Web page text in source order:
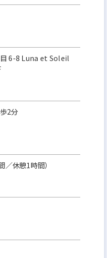
6-8 Luna et Soleil
2分
休憩1時間）